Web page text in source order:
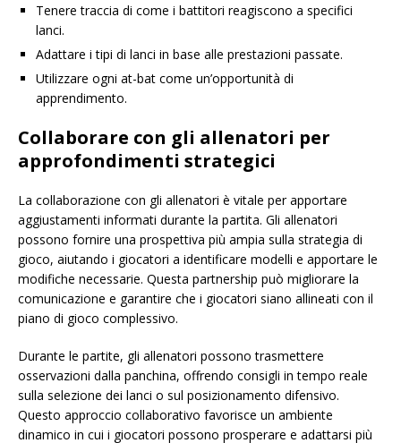
Tenere traccia di come i battitori reagiscono a specifici
lanci.
Adattare i tipi di lanci in base alle prestazioni passate.
Utilizzare ogni at-bat come un’opportunità di
apprendimento.
Collaborare con gli allenatori per
approfondimenti strategici
La collaborazione con gli allenatori è vitale per apportare
aggiustamenti informati durante la partita. Gli allenatori
possono fornire una prospettiva più ampia sulla strategia di
gioco, aiutando i giocatori a identificare modelli e apportare le
modifiche necessarie. Questa partnership può migliorare la
comunicazione e garantire che i giocatori siano allineati con il
piano di gioco complessivo.
Durante le partite, gli allenatori possono trasmettere
osservazioni dalla panchina, offrendo consigli in tempo reale
sulla selezione dei lanci o sul posizionamento difensivo.
Questo approccio collaborativo favorisce un ambiente
dinamico in cui i giocatori possono prosperare e adattarsi più